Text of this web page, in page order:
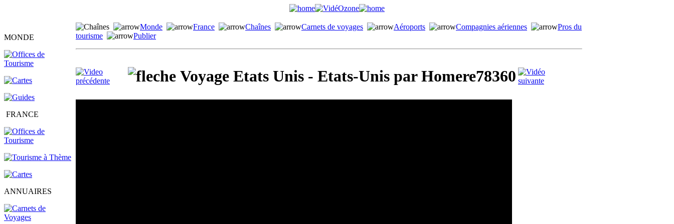
MONDE
FRANCE
ANNUAIRES
Monde France Chaînes Carnets de voyages Aéroports Compagnies aériennes
Pros du
tourisme
Publier
Voyage Etats Unis - Etats-Unis par Homere78360